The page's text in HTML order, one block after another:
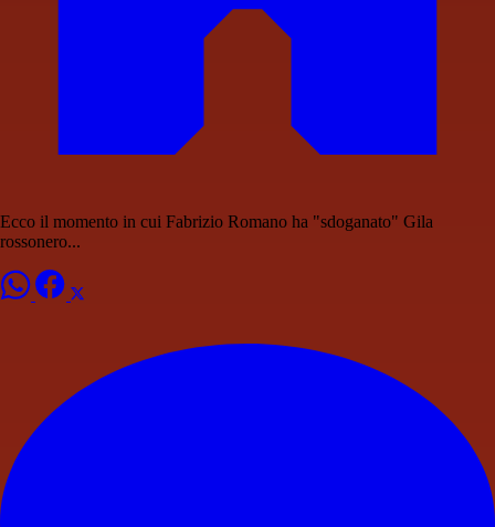
Ecco il momento in cui Fabrizio Romano ha "sdoganato" Gila
rossonero...